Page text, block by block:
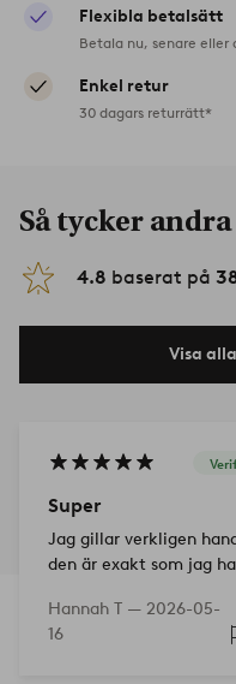
Flexibla betalsätt
Betala nu, senare eller
Enkel retur
30 dagars returrätt*
Så tycker andra
4.8 baserat på
Visa
Super
Jag gillar verkligen
den är exakt som jag
Hannah T — 2026-05-
16